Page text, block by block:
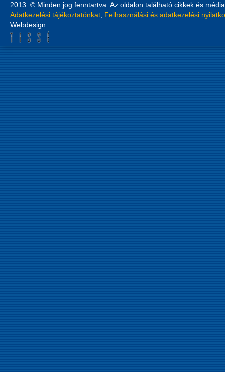
2013. © Minden jog fenntartva. Az oldalon található cikkek és
Adatkezelési tájékoztatónkat Felhasználási és adatkezelési
Webdesign: